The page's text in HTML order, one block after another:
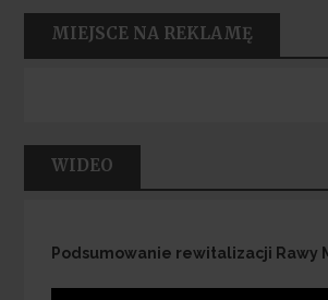
MIEJSCE NA REKLAMĘ
WIDEO
Podsumowanie rewitalizacji Rawy